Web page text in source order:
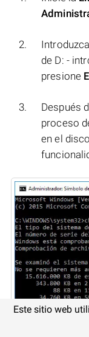
de D: -
presione
Después
proceso
en el
Este sitio web